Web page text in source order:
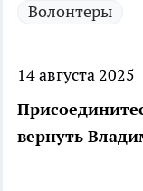
Волонтеры
14 августа 2025
вернуть